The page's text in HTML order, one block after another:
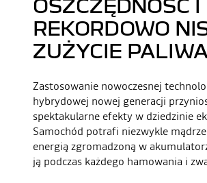
OSZCZĘDNOŚĆ I
REKORDOWO
ZUŻYCIE PALIWA
Zastosowanie nowoczesnej
hybrydowej nowej generacji
spektakularne efekty w dziedzinie
Samochód potrafi niezwykle
energią zgromadzoną w
ją podczas każdego hamowania i